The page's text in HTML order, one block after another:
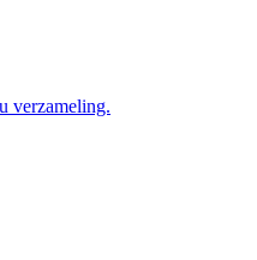
verzameling.